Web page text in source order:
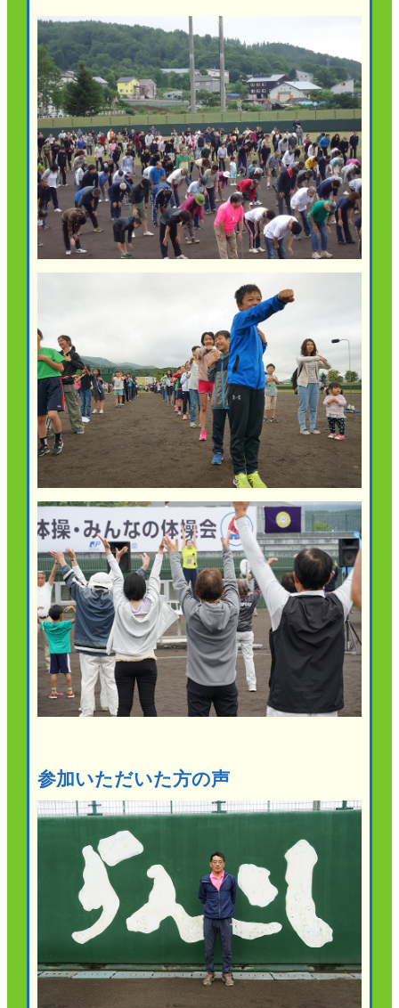
きっかけ・できごとから探す
マイページでできること
新規登録
ログイン
お客さまに関する情報等の確認の取り組み
各種サービス・お知らせ
かんぽプラチナライフサービス
ご契約のしおり・約款（Web約款）
保険用語集
お問い合わせ
長寿支援保険
お見積りシミュレーション
資料請求
保険の探し方のポイント
保険かんたん診断
これからのライフイベントでかかる費用とは？
ご契約手続きの流れ
保険料のお払込方法
保険用語集
お問い合わせ
かんぽ生命の団体取扱い
法人向け資料請求
お問い合わせ先
保険
医療
お金
子育て
ライフプラン
かんぽアプリ～かんぽの健康と安心を手のひらに～
すこやか健康ラボ
ラジオ体操・みんなの体操
ラジオ体操ポータルサイト
ご挨拶
経営理念・経営戦略
会社概要
財務情報
株主・投資家のみなさまへ
日本郵政グループとしての取り組み
採用情報
CM・オウンドメディア／ソーシャルメディア
かんぽブランド
かんぽ生命のサステナビリティ
お客さまの声／お客さまサービス向上の取組み
お問い合わせ
サステナビリティ
株主・投資家のみなさまへ
採用情報
English
参加いただいた方の声